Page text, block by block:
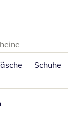
Schuhe